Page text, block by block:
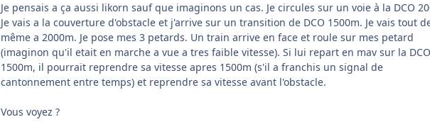
Je pensais a ça aussi likorn sauf que imaginons un cas. Je circules sur un voie à la DCO
Je vais a la couverture d'obstacle et j'arrive sur un transition de DCO 1500m. Je vais tout
même a 2000m. Je pose mes 3 petards. Un train arrive en face et roule sur mes petard
(imaginon qu'il etait en marche a vue a tres faible vitesse). Si lui repart en mav sur la DCO
1500m, il pourrait reprendre sa vitesse apres 1500m (s'il a franchis un signal de
cantonnement entre temps) et reprendre sa vitesse avant l'obstacle.
Vous voyez ?